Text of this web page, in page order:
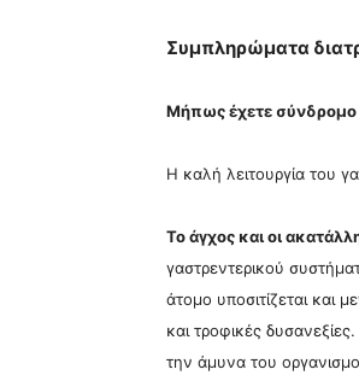
Συμπληρώματα
Μήπως έχετε σύνδρομο
Η καλή λειτουργία του
Το άγχος και οι
γαστρεντερικού
άτομο υποσιτίζεται και
και τροφικές
την άμυνα του